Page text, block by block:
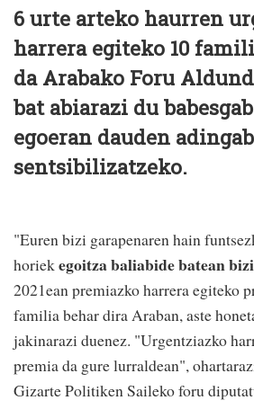
6 urte arteko haurren
harrera egiteko 10
da Arabako Foru
bat abiarazi du
egoeran dauden
sentsibilizatzeko.
"Euren bizi garapenaren hain
horiekegoitza baliabide batean bizi
2021ean premiazko harrera egiteko
familia behar dira Araban, aste
jakinarazi duenez. "Urgentziazko
premia da gure lurraldean",
Gizarte Politiken Saileko foru